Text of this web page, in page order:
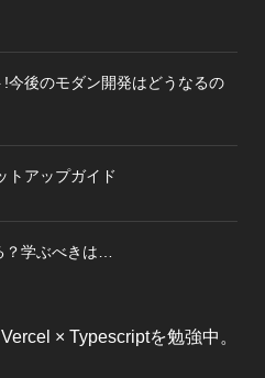
今後のモダン開発はどうなるの
トアップガイド
学ぶべきは…
× Typescriptを勉強中。